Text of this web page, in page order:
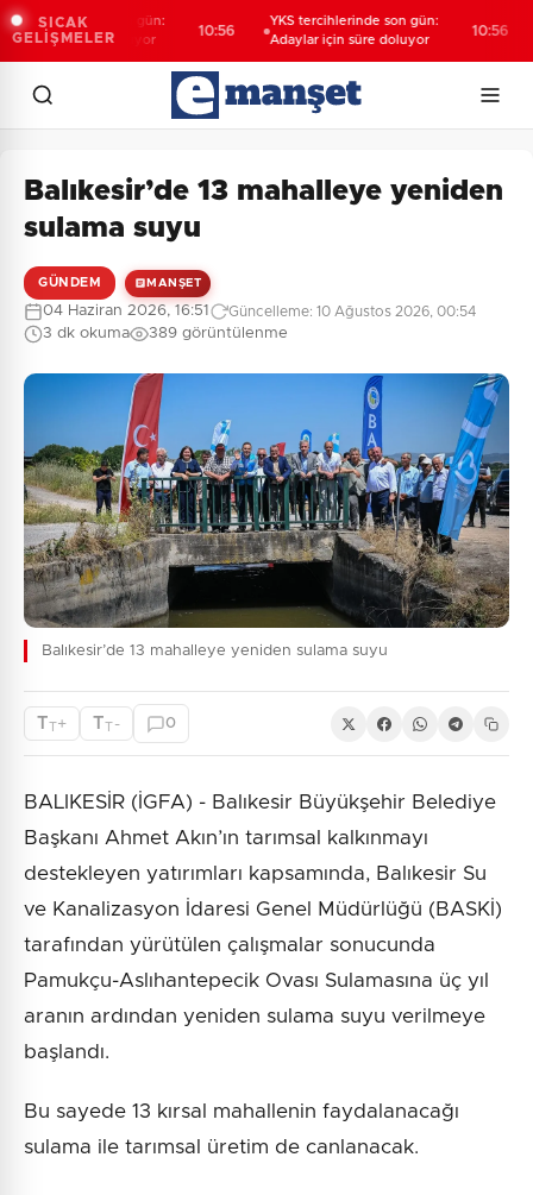
SICAK
GELİŞMELER
tercihlerinde son gün:
için süre doluyor
10:56
YKS tercihlerinde son gün:
Adaylar için süre doluyor
10:56
Balıkesir’de 13 mahalleye yeniden
sulama suyu
GÜNDEM MANŞET
04 Haziran 2026, 16:51 Güncelleme: 10 Ağustos 2026, 00:54
3 dk okuma 389 görüntülenme
Balıkesir’de 13 mahalleye yeniden sulama suyu
TT+ TT - 0
BALIKESİR (İGFA) - Balıkesir Büyükşehir Belediye
Başkanı Ahmet Akın’ın tarımsal kalkınmayı
destekleyen yatırımları kapsamında, Balıkesir Su
ve Kanalizasyon İdaresi Genel Müdürlüğü (BASKİ)
tarafından yürütülen çalışmalar sonucunda
Pamukçu-Aslıhantepecik Ovası Sulamasına üç yıl
aranın ardından yeniden sulama suyu verilmeye
başlandı.
Bu sayede 13 kırsal mahallenin faydalanacağı
sulama ile tarımsal üretim de canlanacak.